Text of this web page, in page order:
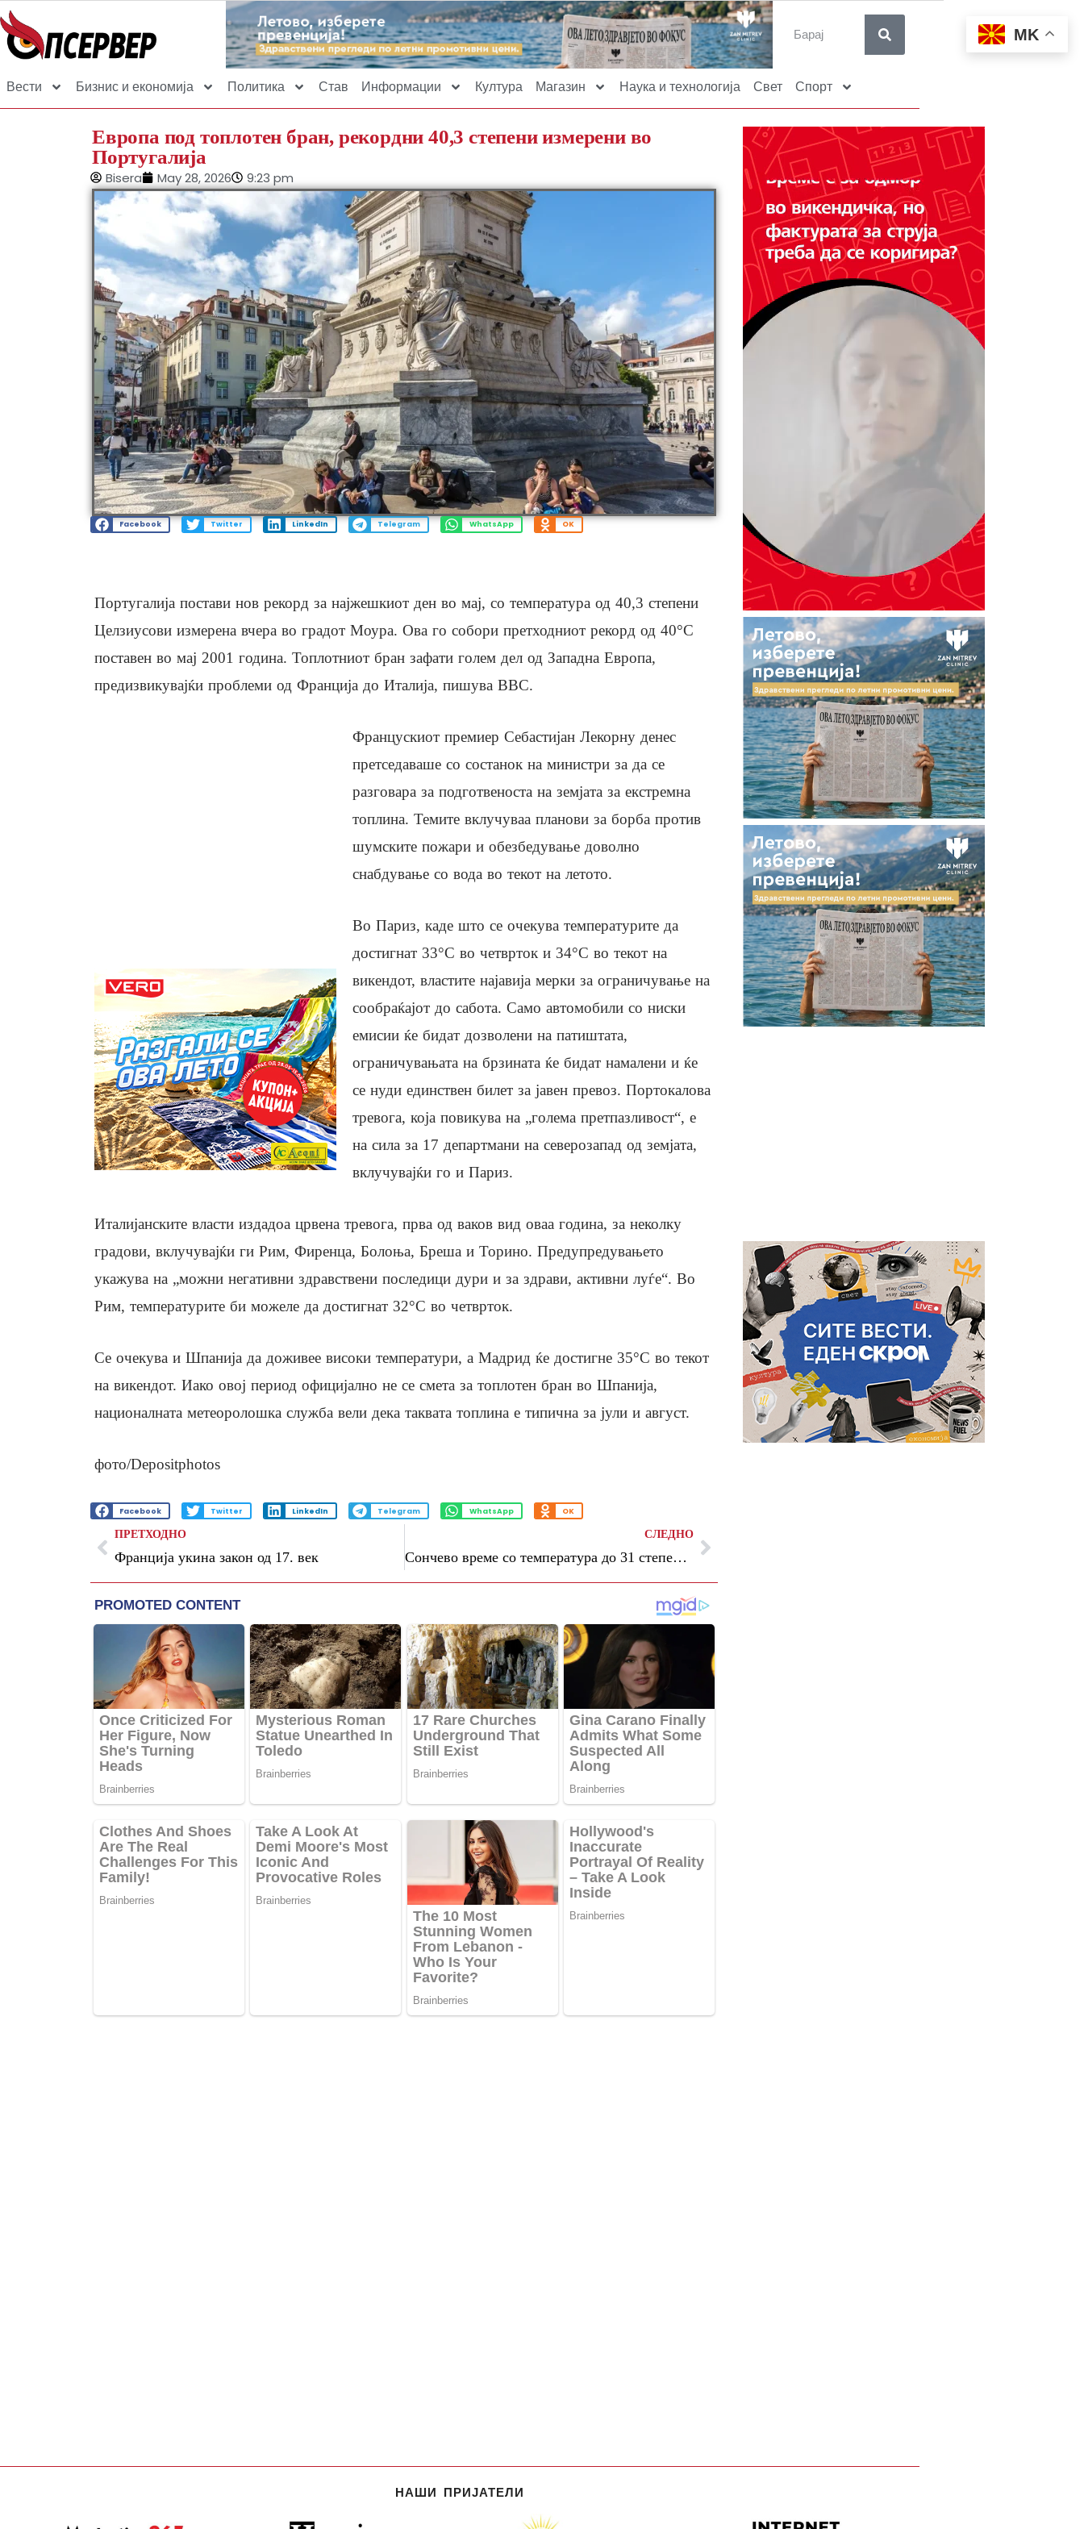
Вести Бизнис и економија Политика Став Информации Култура Магазин Наука и технологија Свет Спорт
Европа под топлотен бран, рекордни 40,3 степени измерени во
Португалија
Bisera May 28, 2026 9:23 pm
Facebook Twitter LinkedIn Telegram WhatsApp OK
Португалија постави нов рекорд за најжешкиот ден во мај, со температура од 40,3 степени
Целзиусови измерена вчера во градот Моура. Ова го собори претходниот рекорд од 40°C
поставен во мај 2001 година. Топлотниот бран зафати голем дел од Западна Европа,
предизвикувајќи проблеми од Франција до Италија, пишува BBC.
Францускиот премиер Себастијан Лекорну денес
претседаваше со состанок на министри за да се
разговара за подготвеноста на земјата за екстремна
топлина. Темите вклучуваа планови за борба против
шумските пожари и обезбедување доволно
снабдување со вода во текот на летото.
Во Париз, каде што се очекува температурите да
достигнат 33°C во четврток и 34°C во текот на
викендот, властите најавија мерки за ограничување на
сообраќајот до сабота. Само автомобили со ниски
емисии ќе бидат дозволени на патиштата,
ограничувањата на брзината ќе бидат намалени и ќе
се нуди единствен билет за јавен превоз. Портокалова
тревога, која повикува на „голема претпазливост“, е
на сила за 17 департмани на северозапад од земјата,
вклучувајќи го и Париз.
Италијанските власти издадоа црвена тревога, прва од ваков вид оваа година, за неколку
градови, вклучувајќи ги Рим, Фиренца, Болоња, Бреша и Торино. Предупредувањето
укажува на „можни негативни здравствени последици дури и за здрави, активни луѓе“. Во
Рим, температурите би можеле да достигнат 32°C во четврток.
Се очекува и Шпанија да доживее високи температури, а Мадрид ќе достигне 35°C во текот
на викендот. Иако овој период официјално не се смета за топлотен бран во Шпанија,
националната метеоролошка служба вели дека таквата топлина е типична за јули и август.
фото/Depositphotos
Facebook Twitter LinkedIn Telegram WhatsApp OK
ПРЕТХОДНО
Франција укина закон од 17. век
СЛЕДНО
Сончево време со температура до 31 степен, од недела дожд
НАШИ ПРИЈАТЕЛИ
MK